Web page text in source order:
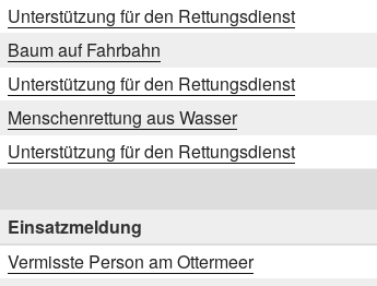
Unterstützung für den Rettungsdienst
Baum auf Fahrbahn
Unterstützung für den Rettungsdienst
Menschenrettung aus Wasser
Unterstützung für den Rettungsdienst
Einsatzmeldung
Vermisste Person am Ottermeer